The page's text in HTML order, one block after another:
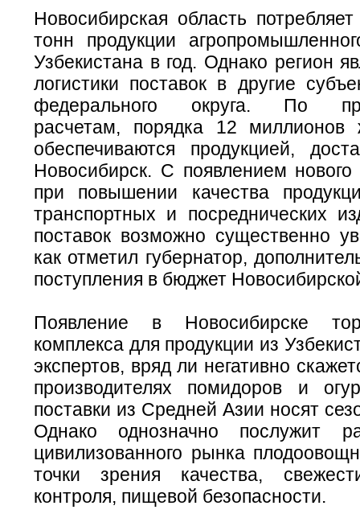
Новосибирская область
тонн продукции
Узбекистана в год. Однако регион
логистики поставок в другие
федерального округа. По
расчетам, порядка 12 миллионов
обеспечиваются продукцией,
Новосибирск. С появлением
при повышении качества
транспортных и посреднических
поставок возможно существенно
как отметил губернатор,
поступления в бюджет
Появление в Новосибирске
комплекса для продукции из
экспертов, вряд ли негативно
производителях помидоров и
поставки из Средней Азии носят
Однако однозначно послужит
цивилизованного рынка
точки зрения качества,
контроля, пищевой безопасности.